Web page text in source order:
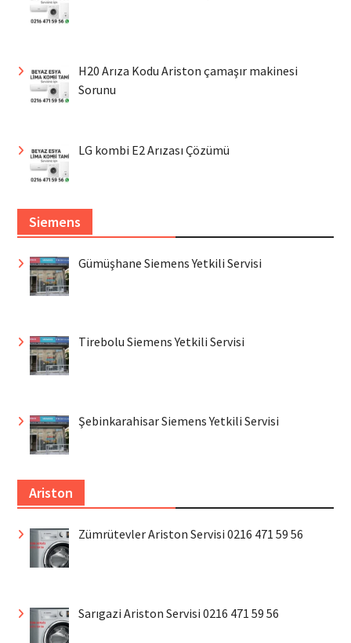
H20 Arıza Kodu Ariston çamaşır makinesi
Sorunu
LG kombi E2 Arızası Çözümü
Siemens
Gümüşhane Siemens Yetkili Servisi
Tirebolu Siemens Yetkili Servisi
Şebinkarahisar Siemens Yetkili Servisi
Ariston
Zümrütevler Ariston Servisi 0216 471 59 56
Sarıgazi Ariston Servisi 0216 471 59 56